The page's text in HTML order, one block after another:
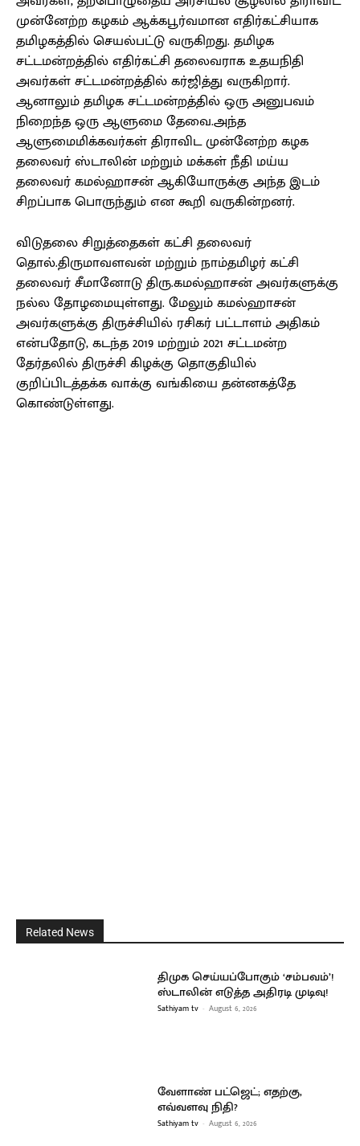
முன்னேற்ற கழகம் ஆக்கபூர்வமான எதிர்கட்சியாக
தமிழகத்தில் செயல்பட்டு வருகிறது. தமிழக
சட்டமன்றத்தில் எதிர்கட்சி தலைவராக உதயநிதி
அவர்கள் சட்டமன்றத்தில் கர்ஜித்து வருகிறார்.
ஆனாலும் தமிழக சட்டமன்றத்தில் ஒரு அனுபவம்
நிறைந்த ஒரு ஆளுமை தேவை.அந்த
ஆளுமைமிக்கவர்கள் திராவிட முன்னேற்ற கழக
தலைவர் ஸ்டாலின் மற்றும் மக்கள் நீதி மய்ய
தலைவர் கமல்ஹாசன் ஆகியோருக்கு அந்த இடம்
சிறப்பாக பொருந்தும் என கூறி வருகின்றனர்.
விடுதலை சிறுத்தைகள் கட்சி தலைவர்
தொல்.திருமாவளவன் மற்றும் நாம்தமிழர் கட்சி
தலைவர் சீமானோடு திரு.கமல்ஹாசன் அவர்களுக்கு
நல்ல தோழமையுள்ளது. மேலும் கமல்ஹாசன்
அவர்களுக்கு திருச்சியில் ரசிகர் பட்டாளம் அதிகம்
என்பதோடு, கடந்த 2019 மற்றும் 2021 சட்டமன்ற
தேர்தலில் திருச்சி கிழக்கு தொகுதியில்
குறிப்பிடத்தக்க வாக்கு வங்கியை தன்னகத்தே
கொண்டுள்ளது.
Related News
திமுக செய்யப்போகும் ‘சம்பவம்’!
ஸ்டாலின் எடுத்த அதிரடி முடிவு!
Sathiyam tv - August 6, 2026
வேளாண் பட்ஜெட்; எதற்கு,
எவ்வளவு நிதி?
Sathiyam tv - August 6, 2026